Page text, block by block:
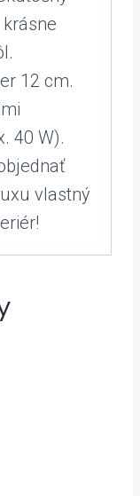
12 cm.
40 W).
vlastný